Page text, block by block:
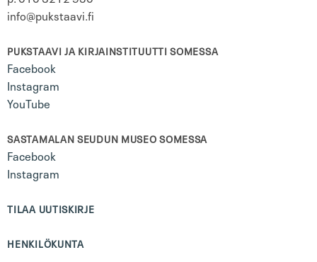
info@pukstaavi.fi
PUKSTAAVI JA KIRJAINSTITUUTTI SOMESSA
Facebook
Instagram
YouTube
SASTAMALAN SEUDUN MUSEO SOMESSA
Facebook
Instagram
TILAA UUTISKIRJE
HENKILÖKUNTA